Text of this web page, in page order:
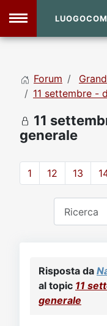
Home
DVD Shop
Sito
Forum
11 settembre -
11
generale
1 12 13
Risposta da
al topic 11
generale